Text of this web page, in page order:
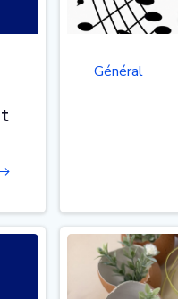
Général